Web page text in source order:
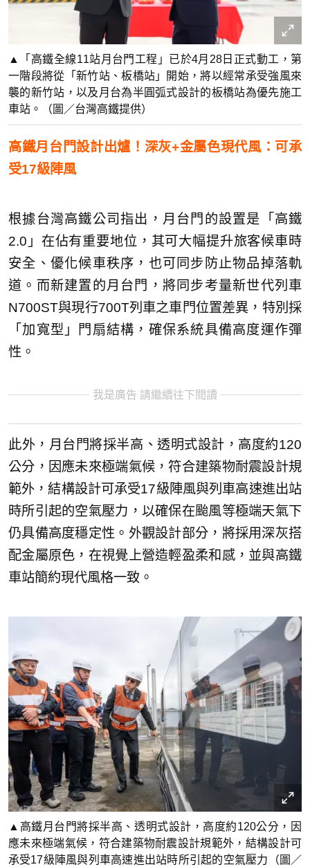
▲「高鐵全線11站月台門工程」已於4月28日正式動工，第
一階段將從「新竹站、板橋站」開始，將以經常承受強風來
襲的新竹站，以及月台為半圓弧式設計的板橋站為優先施工
車站。（圖／台灣高鐵提供）
高鐵月台門設計出爐！深灰+金屬色現代風：可承
受17級陣風
根據台灣高鐵公司指出，月台門的設置是「高鐵
2.0」在佔有重要地位，其可大幅提升旅客候車時
安全、優化候車秩序，也可同步防止物品掉落軌
道。而新建置的月台門，將同步考量新世代列車
N700ST與現行700T列車之車門位置差異，特別採
「加寬型」門扇結構，確保系統具備高度運作彈
性。
我是廣告 請繼續往下閱讀
此外，月台門將採半高、透明式設計，高度約120
公分，因應未來極端氣候，符合建築物耐震設計規
範外，結構設計可承受17級陣風與列車高速進出站
時所引起的空氣壓力，以確保在颱風等極端天氣下
仍具備高度穩定性。外觀設計部分，將採用深灰搭
配金屬原色，在視覺上營造輕盈柔和感，並與高鐵
車站簡約現代風格一致。
▲高鐵月台門將採半高、透明式設計，高度約120公分，因
應未來極端氣候，符合建築物耐震設計規範外，結構設計可
承受17級陣風與列車高速進出站時所引起的空氣壓力（圖／